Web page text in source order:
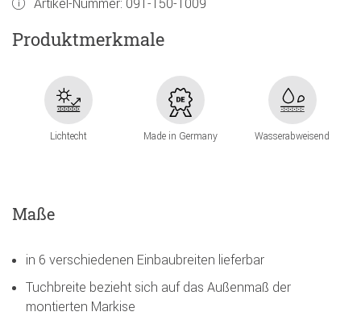
Artikel-Nummer: 091-150-1009
Produktmerkmale
Lichtecht Made in Germany Wasserabweisend
Maße
in 6 verschiedenen Einbaubreiten lieferbar
Tuchbreite bezieht sich auf das Außenmaß der
montierten Markise